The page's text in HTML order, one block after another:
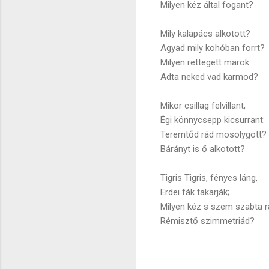
Milyen kéz által fogant?
Mily kalapács alkotott?
Agyad mily kohóban forrt?
Milyen rettegett marok
Adta neked vad karmod?
Mikor csillag felvillant,
Égi könnycsepp kicsurrant:
Teremtőd rád mosolygott?
Bárányt is ő alkotott?
Tigris Tigris, fényes láng,
Erdei fák takarják;
Milyen kéz s szem szabta
Rémisztő szimmetriád?